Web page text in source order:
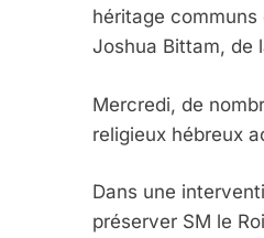
héritage communs
Joshua Bittam, de
Mercredi, de
religieux hébreux
Dans une
préserver SM le